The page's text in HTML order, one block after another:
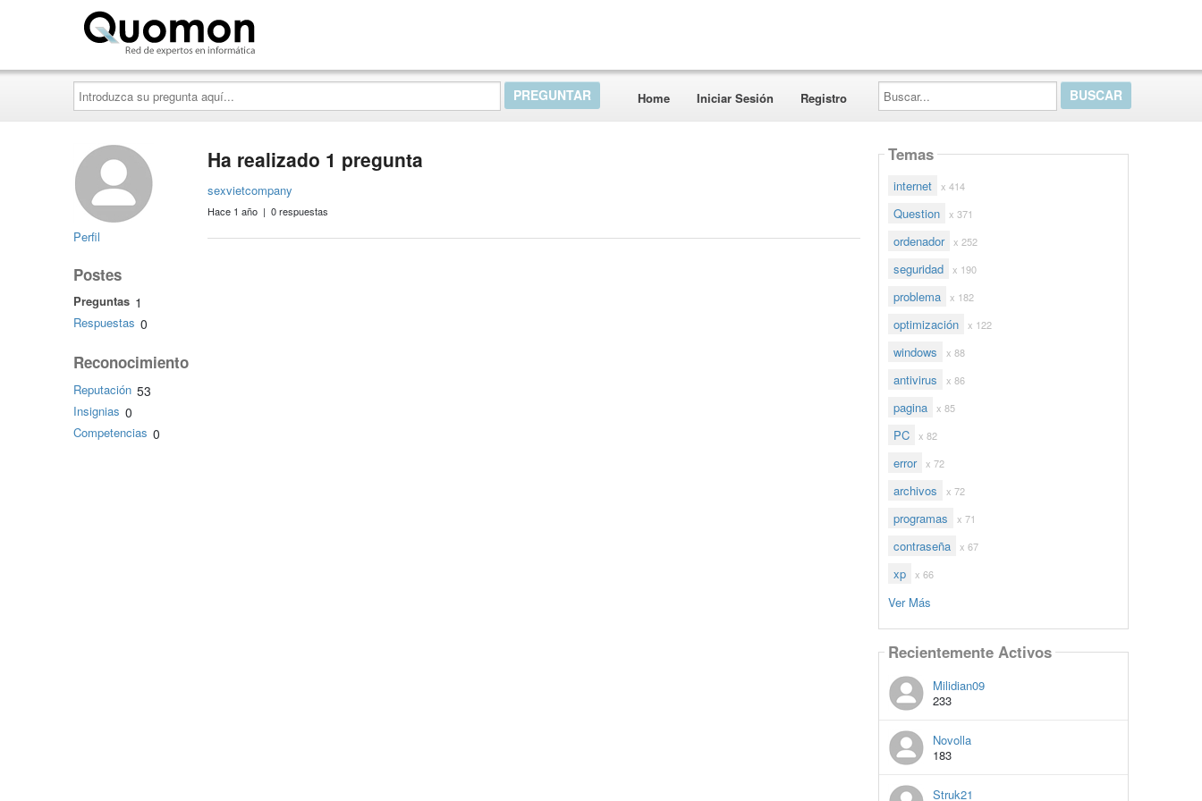
Introduzca
su
pregunta
aquí...
Home Iniciar Sesión Registro
Buscar...
Perfil
Postes
Preguntas 1
Respuestas 0
Reconocimiento
Reputación 53
Insignias 0
Competencias 0
Ha realizado 1 pregunta
sexvietcompany
Hace 1 año | 0 respuestas
Temas
internet x 414
Question x 371
ordenador x 252
seguridad x 190
problema x 182
optimización x 122
windows x 88
antivirus x 86
pagina x 85
PC x 82
error x 72
archivos x 72
programas x 71
contraseña x 67
xp x 66
Ver Más
Recientemente Activos
Milidian09
233
Novolla
183
Struk21